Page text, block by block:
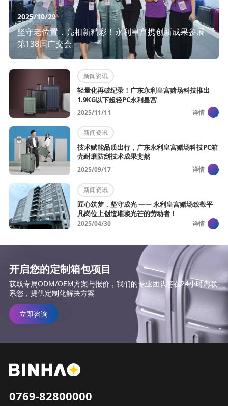
2025/10/29
坚守老位置，亮相新精彩！永利皇宫携创新成果参展
第138届广交会
新闻资讯
轻量化再破纪录！广东永利皇宫赌场科技推出
1.9KG以下超轻PC永利皇宫
2025/11/11 详情
新闻资讯
技术赋能品质出行，广东永利皇宫赌场科技PC箱
壳耐磨防刮技术成果斐然​ ​
2025/09/17 详情
新闻资讯
匠心筑梦，坚守成光 —— 永利皇宫赌场致敬平
凡岗位上创造璀璨光芒的劳动者！
2025/04/30 详情
开启您的定制箱包项目
获取专属ODM/OEM方案与报价，我们的专业团队将在24小时内联
系您，提供定制化解决方案
立即咨询
0769-82800000